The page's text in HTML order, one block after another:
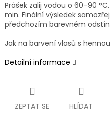
Prášek zalij vodou o 60–90
min. Finální výsledek
předchozím barevném
Jak na barvení vlasů s
Detailní informace
ZEPTAT SE HLÍDAT